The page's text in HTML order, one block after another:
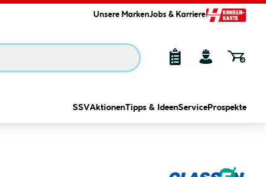
Unsere MarkenJobs & Karriere
SSVAktionenTipps & IdeenService Prospekte